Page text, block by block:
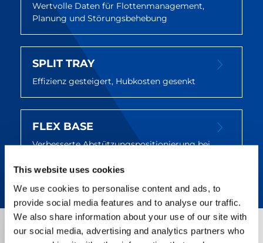
This website uses cookies
We use cookies to personalise content and ads, to
provide social media features and to analyse our traffic.
We also share information about your use of our site with
our social media, advertising and analytics partners who
Wertvolle Daten für Flottenmanagement,
Planung und Störungsbehebung
SPLIT TRAY
Effizienz gesteigert, Hubkosten gesenkt
FLEX BASE
Verbesserte Abstützungspositionierung bei